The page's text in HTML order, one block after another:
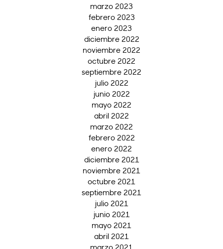
marzo 2023
febrero 2023
enero 2023
diciembre 2022
noviembre 2022
octubre 2022
septiembre 2022
julio 2022
junio 2022
mayo 2022
abril 2022
marzo 2022
febrero 2022
enero 2022
diciembre 2021
noviembre 2021
octubre 2021
septiembre 2021
julio 2021
junio 2021
mayo 2021
abril 2021